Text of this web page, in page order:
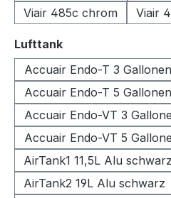
Viair 485c chrom
Viair
Lufttankauswählen
Accuair Endo-T 3 Gallonen
Accuair Endo-T 5 Gallonen
Accuair Endo-VT 3
Accuair Endo-VT 5
AirTank1 11,5L Alu schwarz
AirTank2 19L Alu schwarz